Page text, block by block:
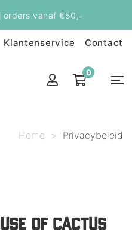
orders vanaf €50,-
Klantenservice Contact
0
Home > Privacybeleid
OF CACTUS